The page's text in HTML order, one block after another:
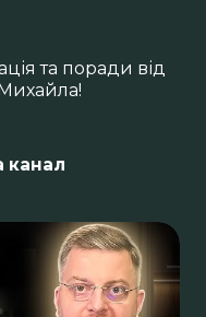
та поради від
канал